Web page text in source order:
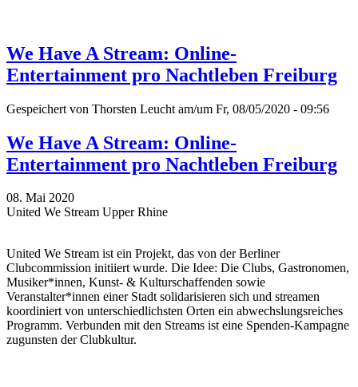
We Have A Stream: Online-
Entertainment pro Nachtleben Freiburg
Gespeichert von Thorsten Leucht am/um Fr, 08/05/2020 - 09:56
We Have A Stream: Online-
Entertainment pro Nachtleben Freiburg
08. Mai 2020
United We Stream Upper Rhine
United We Stream ist ein Projekt, das von der Berliner
Clubcommission initiiert wurde. Die Idee: Die Clubs, Gastronomen,
Musiker*innen, Kunst- & Kulturschaffenden sowie
Veranstalter*innen einer Stadt solidarisieren sich und streamen
koordiniert von unterschiedlichsten Orten ein abwechslungsreiches
Programm. Verbunden mit den Streams ist eine Spenden-Kampagne
zugunsten der Clubkultur.